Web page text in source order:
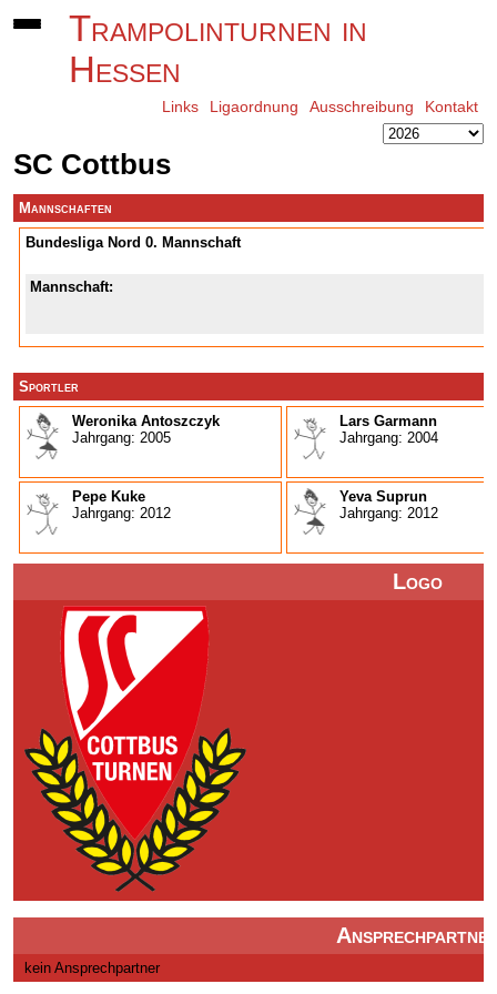
Trampolinturnen in
Hessen
Links Ligaordnung Ausschreibung Kontakt
SC Cottbus
Logo
kein Ansprechpartner
Mannschaften
Bundesliga Nord 0. Mannschaft
Mannschaft:
Sportler
Weronika Antoszczyk
Jahrgang: 2005
Lars Garmann
Jahrgang: 2004
Pepe Kuke
Jahrgang: 2012
Yeva Suprun
Jahrgang: 2012